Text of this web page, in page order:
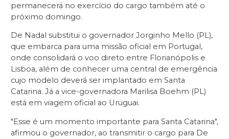
permanecerá no exercício do cargo também até o
próximo domingo.
De Nadal substitui o governador Jorginho Mello (PL),
que embarca para uma missão oficial em Portugal,
onde consolidará o voo direto entre Florianópolis e
Lisboa, além de conhecer uma central de emergência
cujo modelo deverá ser implantado em Santa
Catarina. Já a vice-governadora Marilisa Boehm (PL)
está em viagem oficial ao Uruguai.
"Esse é um momento importante para Santa Catarina",
afirmou o governador, ao transmitir o cargo para De